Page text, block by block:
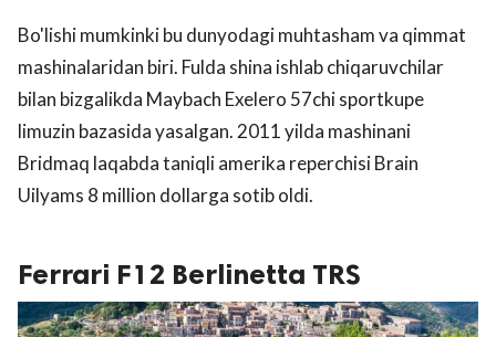
Bo'lishi mumkinki bu dunyodagi muhtasham va qimmat
mashinalaridan biri. Fulda shina ishlab chiqaruvchilar
bilan bizgalikda Maybach Exelero 57chi sportkupe
limuzin bazasida yasalgan. 2011 yilda mashinani
Bridmaq laqabda taniqli amerika reperchisi Brain
Uilyams 8 million dollarga sotib oldi.
Ferrari F12 Berlinetta TRS